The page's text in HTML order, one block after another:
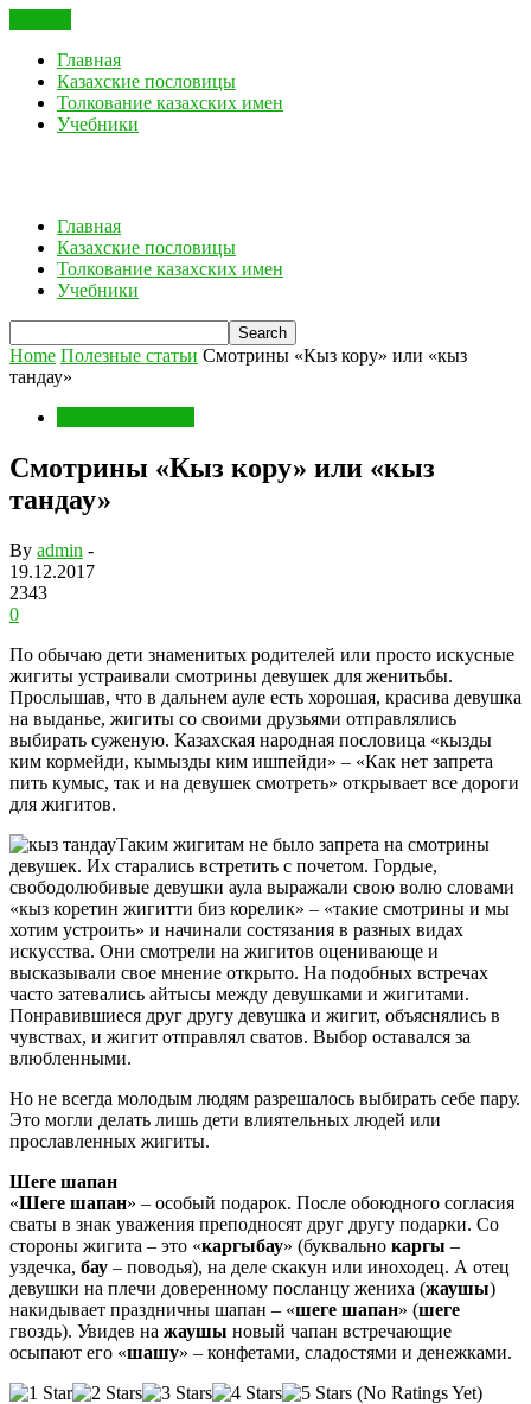
Главная
Казахские пословицы
Толкование казахских имен
Учебники
Главная
Казахские пословицы
Толкование казахских имен
Учебники
Home Полезные статьи Смотрины «Кыз кору» или «кыз
тандау»
Смотрины «Кыз кору» или «кыз
тандау»
By admin -
19.12.2017
2343
0
По обычаю дети знаменитых родителей или просто искусные
жигиты устраивали смотрины девушек для женитьбы.
Прослышав, что в дальнем ауле есть хорошая, красива девушка
на выданье, жигиты со своими друзьями отправлялись
выбирать суженую. Казахская народная пословица «кызды
ким кормейди, кымызды ким ишпейди» – «Как нет запрета
пить кумыс, так и на девушек смотреть» открывает все дороги
для жигитов.
Таким жигитам не было запрета на смотрины
девушек. Их старались встретить с почетом. Гордые,
свободолюбивые девушки аула выражали свою волю словами
«кыз коретин жигитти биз корелик» – «такие смотрины и мы
хотим устроить» и начинали состязания в разных видах
искусства. Они смотрели на жигитов оценивающе и
высказывали свое мнение открыто. На подобных встречах
часто затевались айтысы между девушками и жигитами.
Понравившиеся друг другу девушка и жигит, объяснялись в
чувствах, и жигит отправлял сватов. Выбор оставался за
влюбленными.
Но не всегда молодым людям разрешалось выбирать себе пару.
Это могли делать лишь дети влиятельных людей или
прославленных жигиты.
Шеге шапан
«Шеге шапан» – особый подарок. После обоюдного согласия
сваты в знак уважения преподносят друг другу подарки. Со
стороны жигита – это «каргыбау» (буквально каргы –
уздечка, бау – поводья), на деле скакун или иноходец. А отец
девушки на плечи доверенному посланцу жениха (жаушы)
накидывает праздничны шапан – «шеге шапан» (шеге
гвоздь). Увидев на жаушы новый чапан встречающие
осыпают его «шашу» – конфетами, сладостями и денежками.
(No Ratings Yet)